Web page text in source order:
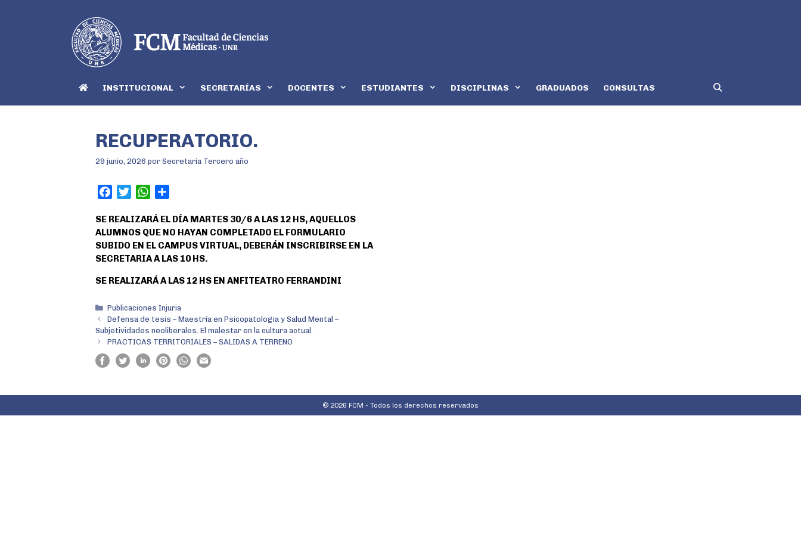
INSTITUCIONAL SECRETARÍAS DOCENTES ESTUDIANTES DISCIPLINAS GRADUADOS CONSULTAS
RECUPERATORIO.
29 junio, 2026 por Secretaría Tercero año
c
e
b
o
o
i
t
t
e
r
W
a
t
s
A
p
a
r
e
SE REALIZARÁ EL DÍA MARTES 30/6 A LAS 12 HS, AQUELLOS
ALUMNOS QUE NO HAYAN COMPLETADO EL FORMULARIO
SUBIDO EN EL CAMPUS VIRTUAL, DEBERÁN INSCRIBIRSE EN LA
SECRETARIA A LAS 10 HS.
SE REALIZARÁ A LAS 12 HS EN ANFITEATRO FERRANDINI
Publicaciones Injuria
Defensa de tesis – Maestría en Psicopatologia y Salud Mental –
Subjetividades neoliberales. El malestar en la cultura actual.
PRACTICAS TERRITORIALES – SALIDAS A TERRENO
© 2026 FCM - Todos los derechos reservados